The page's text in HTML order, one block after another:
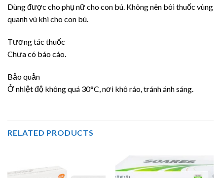
Dùng được cho phụ nữ cho con bú. Không nên bôi thuốc vùng
quanh vú khi cho con bú.
Tương tác thuốc
Chưa có báo cáo.
Bảo quản
Ở nhiệt độ không quá 30°C, nơi khô ráo, tránh ánh sáng.
RELATED PRODUCTS